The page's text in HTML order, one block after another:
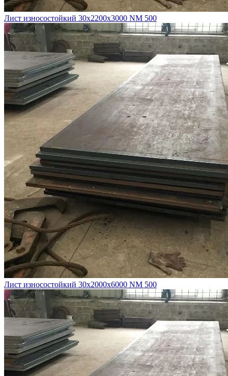
Лист износостойкий 30х2200х3000 NM 500
Лист износостойкий 30х2000х6000 NM 500